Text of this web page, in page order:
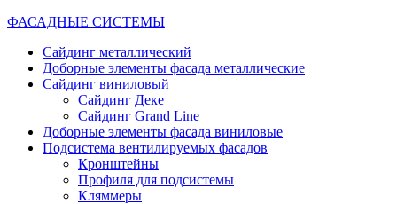
ФАСАДНЫЕ СИСТЕМЫ
Сайдинг металлический
Доборные элементы фасада металлические
Сайдинг виниловый
Сайдинг Деке
Сайдинг Grand Line
Доборные элементы фасада виниловые
Подсистема вентилируемых фасадов
Кронштейны
Профиля для подсистемы
Кляммеры